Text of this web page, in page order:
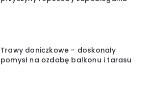
Trawy doniczkowe – doskonały
pomysł na ozdobę balkonu i tarasu